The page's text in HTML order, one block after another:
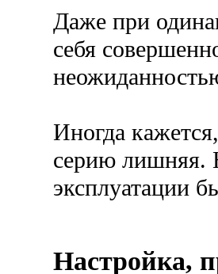
Даже при
себя
Иногда
серию лишняя.
эксплуатации
Настройка,